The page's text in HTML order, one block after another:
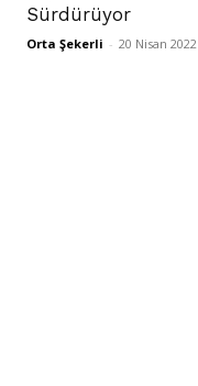
Sürdürüyor
Orta Şekerli - 20 Nisan 2022